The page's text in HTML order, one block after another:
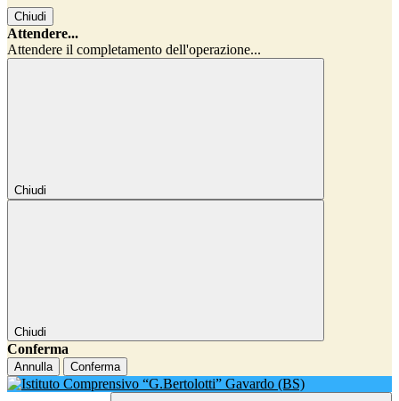
Chiudi
Attendere...
Attendere il completamento dell'operazione...
Chiudi
Chiudi
Conferma
Annulla Conferma